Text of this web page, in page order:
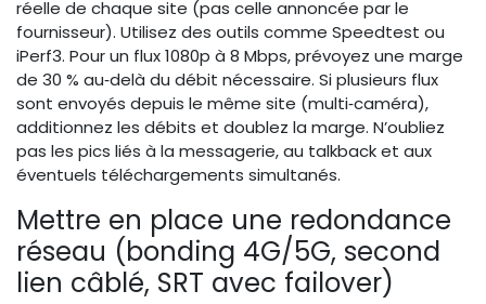
réelle de chaque site (pas celle annoncée par le
fournisseur). Utilisez des outils comme Speedtest ou
iPerf3. Pour un flux 1080p à 8 Mbps, prévoyez une marge
de 30 % au‑delà du débit nécessaire. Si plusieurs flux
sont envoyés depuis le même site (multi‑caméra),
additionnez les débits et doublez la marge. N’oubliez
pas les pics liés à la messagerie, au talkback et aux
éventuels téléchargements simultanés.
Mettre en place une redondance
réseau (bonding 4G/5G, second
lien câblé, SRT avec failover)